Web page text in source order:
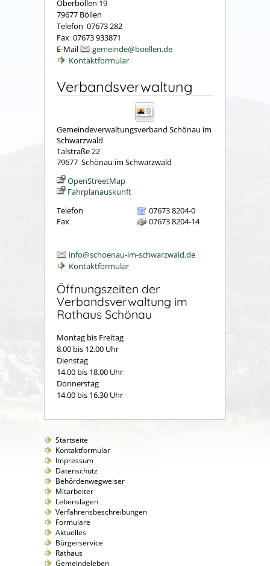
Oberböllen 19
79677 Böllen
Telefon 07673 282
Fax 07673 933871
E-Mail
gemeinde@boellen.de
Kontaktformular
Verbandsverwaltung
Gemeindeverwaltungsverband Schönau im
Schwarzwald
Talstraße 22
79677 Schönau im Schwarzwald
OpenStreetMap
Fahrplanauskunft
Telefon
07673 8204-0
Fax
07673 8204-14
info@schoenau-im-schwarzwald.de
Kontaktformular
Öffnungszeiten der
Verbandsverwaltung im
Rathaus Schönau
Montag bis Freitag
8.00 bis 12.00 Uhr
Dienstag
14.00 bis 18.00 Uhr
Donnerstag
14.00 bis 16.30 Uhr
Startseite
Kontaktformular
Impressum
Datenschutz
Behördenwegweiser
Mitarbeiter
Lebenslagen
Verfahrensbeschreibungen
Formulare
Aktuelles
Bürgerservice
Rathaus
Gemeindeleben